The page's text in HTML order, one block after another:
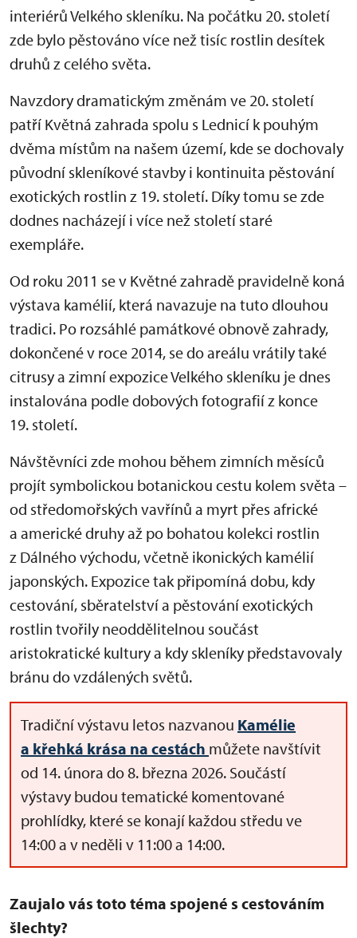
interiérů Velkého skleníku. Na počátku 20. století
zde bylo pěstováno více než tisíc rostlin desítek
druhů z celého světa.
Navzdory dramatickým změnám ve 20. století
patří Květná zahrada spolu s Lednicí k pouhým
dvěma místům na našem území, kde se dochovaly
původní skleníkové stavby i kontinuita pěstování
exotických rostlin z 19. století. Díky tomu se zde
dodnes nacházejí i více než století staré
exempláře.
Od roku 2011 se v Květné zahradě pravidelně koná
výstava kamélií, která navazuje na tuto dlouhou
tradici. Po rozsáhlé památkové obnově zahrady,
dokončené v roce 2014, se do areálu vrátily také
citrusy a zimní expozice Velkého skleníku je dnes
instalována podle dobových fotografií z konce
19. století.
Návštěvníci zde mohou během zimních měsíců
projít symbolickou botanickou cestu kolem světa –
od středomořských vavřínů a myrt přes africké
a americké druhy až po bohatou kolekci rostlin
z Dálného východu, včetně ikonických kamélií
japonských. Expozice tak připomíná dobu, kdy
cestování, sběratelství a pěstování exotických
rostlin tvořily neoddělitelnou součást
aristokratické kultury a kdy skleníky představovaly
bránu do vzdálených světů.
Tradiční výstavu letos nazvanou Kamélie
a křehká krása na cestách můžete navštívit
od 14. února do 8. března 2026. Součástí
výstavy budou tematické komentované
prohlídky, které se konají každou středu ve
14:00 a v neděli v 11:00 a 14:00.
Zaujalo vás toto téma spojené s cestováním
šlechty?